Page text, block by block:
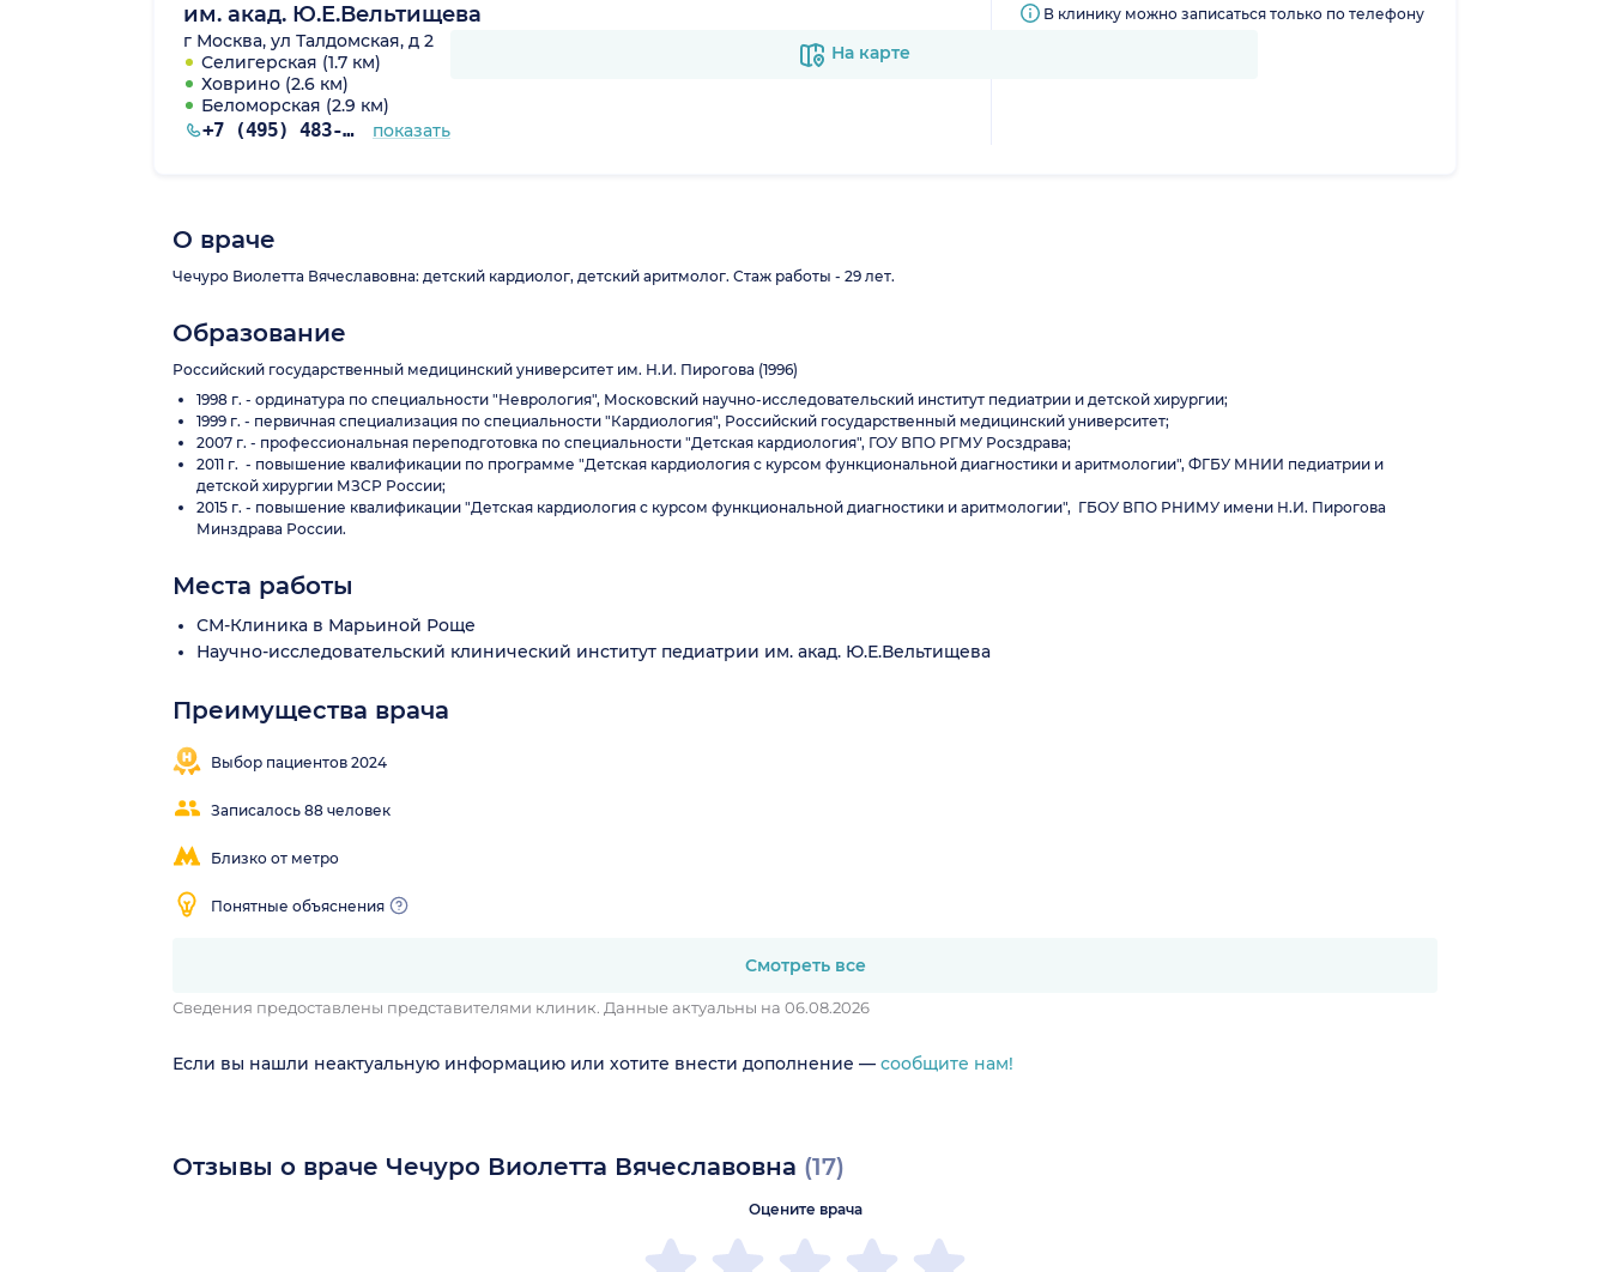
им. акад. Ю.Е.Вельтищева
г Москва, ул Талдомская, д 2
Селигерская (1.7 км)
Ховрино (2.6 км)
Беломорская (2.9 км)
+7 (495) 483-72-50 показать
На карте
В клинику можно записаться только по телефону
О враче
Чечуро Виолетта Вячеславовна: детский кардиолог, детский аритмолог. Стаж работы - 29 лет.
Образование
Российский государственный медицинский университет им. Н.И. Пирогова (1996)
1998 г. - ординатура по специальности "Неврология", Московский научно-исследовательский институт педиатрии и детской хирургии;
1999 г. - первичная специализация по специальности "Кардиология", Российский государственный медицинский университет;
2007 г. - профессиональная переподготовка по специальности "Детская кардиология", ГОУ ВПО РГМУ Росздрава;
2011 г. - повышение квалификации по программе "Детская кардиология с курсом функциональной диагностики и аритмологии", ФГБУ МНИИ педиатрии и
детской хирургии МЗСР России;
2015 г. - повышение квалификации "Детская кардиология с курсом функциональной диагностики и аритмологии", ГБОУ ВПО РНИМУ имени Н.И. Пирогова
Минздрава России.
Места работы
СМ-Клиника в Марьиной Роще
Научно-исследовательский клинический институт педиатрии им. акад. Ю.Е.Вельтищева
Преимущества врача
Выбор пациентов 2024
Записалось 88 человек
Близко от метро
Понятные объяснения
Находит
пациентом
Смотреть все
Сведения предоставлены представителями клиник. Данные актуальны на 06.08.2026
Если вы нашли неактуальную информацию или хотите внести дополнение — сообщите нам!
Отзывы о враче Чечуро Виолетта Вячеславовна (17)
Оцените врача